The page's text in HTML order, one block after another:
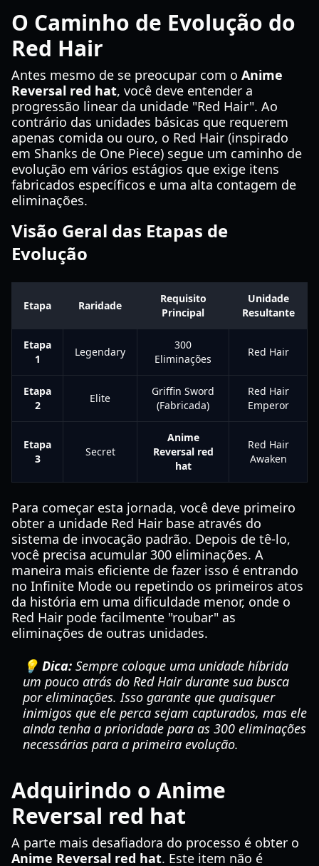
O Caminho de Evolução do
Red Hair
Antes mesmo de se preocupar com o Anime
Reversal red hat, você deve entender a
progressão linear da unidade "Red Hair". Ao
contrário das unidades básicas que requerem
apenas comida ou ouro, o Red Hair (inspirado
em Shanks de One Piece) segue um caminho de
evolução em vários estágios que exige itens
fabricados específicos e uma alta contagem de
eliminações.
Visão Geral das Etapas de
Evolução
Etapa Raridade
Requisito
Principal
Unidade
Resultante
Etapa
1
Legendary
300
Eliminações
Red Hair
Etapa
2
Elite
Griffin Sword
(Fabricada)
Red Hair
Emperor
Etapa
3
Secret
Anime
Reversal red
hat
Red Hair
Awaken
Para começar esta jornada, você deve primeiro
obter a unidade Red Hair base através do
sistema de invocação padrão. Depois de tê-lo,
você precisa acumular 300 eliminações. A
maneira mais eficiente de fazer isso é entrando
no Infinite Mode ou repetindo os primeiros atos
da história em uma dificuldade menor, onde o
Red Hair pode facilmente "roubar" as
eliminações de outras unidades.
💡 Dica: Sempre coloque uma unidade híbrida
um pouco atrás do Red Hair durante sua busca
por eliminações. Isso garante que quaisquer
inimigos que ele perca sejam capturados, mas ele
ainda tenha a prioridade para as 300 eliminações
necessárias para a primeira evolução.
Adquirindo o Anime
Reversal red hat
A parte mais desafiadora do processo é obter o
Anime Reversal red hat. Este item não é